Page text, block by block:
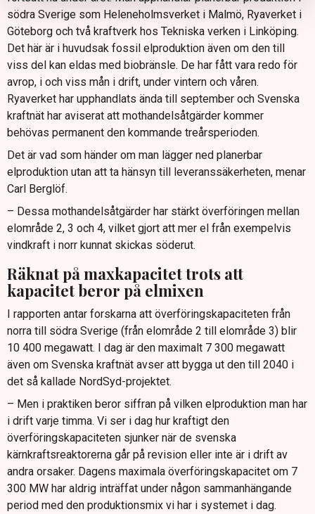
södra Sverige som Heleneholmsverket i Malmö, Ryaverket i
Göteborg och två kraftverk hos Tekniska verken i Linköping.
Det här är i huvudsak fossil elproduktion även om den till
viss del kan eldas med biobränsle. De har fått vara redo för
avrop, i och viss mån i drift, under vintern och våren.
Ryaverket har upphandlats ända till september och Svenska
kraftnät har aviserat att mothandelsåtgärder kommer
behövas permanent den kommande treårsperioden.
Det är vad som händer om man lägger ned planerbar
elproduktion utan att ta hänsyn till leveranssäkerheten, menar
Carl Berglöf.
– Dessa mothandelsåtgärder har stärkt överföringen mellan
elområde 2, 3 och 4, vilket gjort att mer el från exempelvis
vindkraft i norr kunnat skickas söderut.
Räknat på maxkapacitet trots att
kapacitet beror på elmixen
I rapporten antar forskarna att överföringskapaciteten från
norra till södra Sverige (från elområde 2 till elområde 3) blir
10 400 megawatt. I dag är den maximalt 7 300 megawatt
även om Svenska kraftnät avser att bygga ut den till 2040 i
det så kallade NordSyd-projektet.
– Men i praktiken beror siffran på vilken elproduktion man har
i drift varje timma. Vi ser i dag hur kraftigt den
överföringskapaciteten sjunker när de svenska
kärnkraftsreaktorerna går på revision eller inte är i drift av
andra orsaker. Dagens maximala överföringskapacitet om 7
300 MW har aldrig inträffat under någon sammanhängande
period med den produktionsmix vi har i systemet i dag.